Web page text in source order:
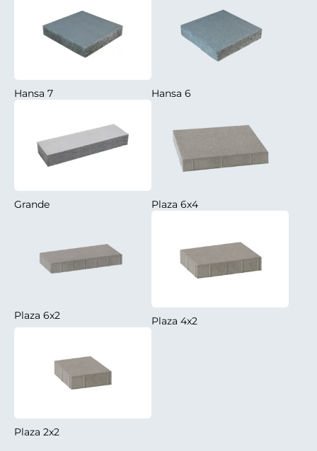
Hansa 7 Hansa 6
Grande Plaza 6x4
Plaza 6x2 Plaza 4x2
Plaza 2x2